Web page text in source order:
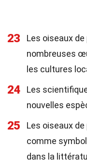
23
Les oiseaux
nombreuses
les cultures
24
Les
nouvelles
25
Les oiseaux
comme
dans la